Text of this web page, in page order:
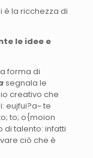
è la ricchezza di
le idee e
forma di
segnala le
creativo che
eujfui?a~ te
to; o{moion
di talento: infatti
ciò che è